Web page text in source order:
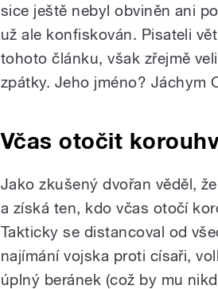
sice ještě nebyl obviněn ani
už ale konfiskován. Pisateli
tohoto článku, však zřejmě
zpátky. Jeho jméno? Jáchym
Včas otočit
Jako zkušený dvořan věděl,
a získá ten, kdo včas otočí
Takticky se distancoval od
najímání vojska proti císaři,
úplný beránek (což by mu